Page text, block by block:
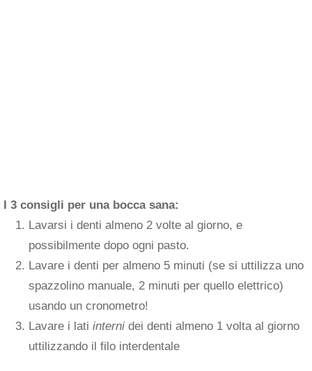
I 3 consigli per una bocca sana:
Lavarsi i denti almeno 2 volte al giorno, e
possibilmente dopo ogni pasto.
Lavare i denti per almeno 5 minuti (se si uttilizza uno
spazzolino manuale, 2 minuti per quello elettrico)
usando un cronometro!
Lavare i lati interni dei denti almeno 1 volta al giorno
uttilizzando il filo interdentale